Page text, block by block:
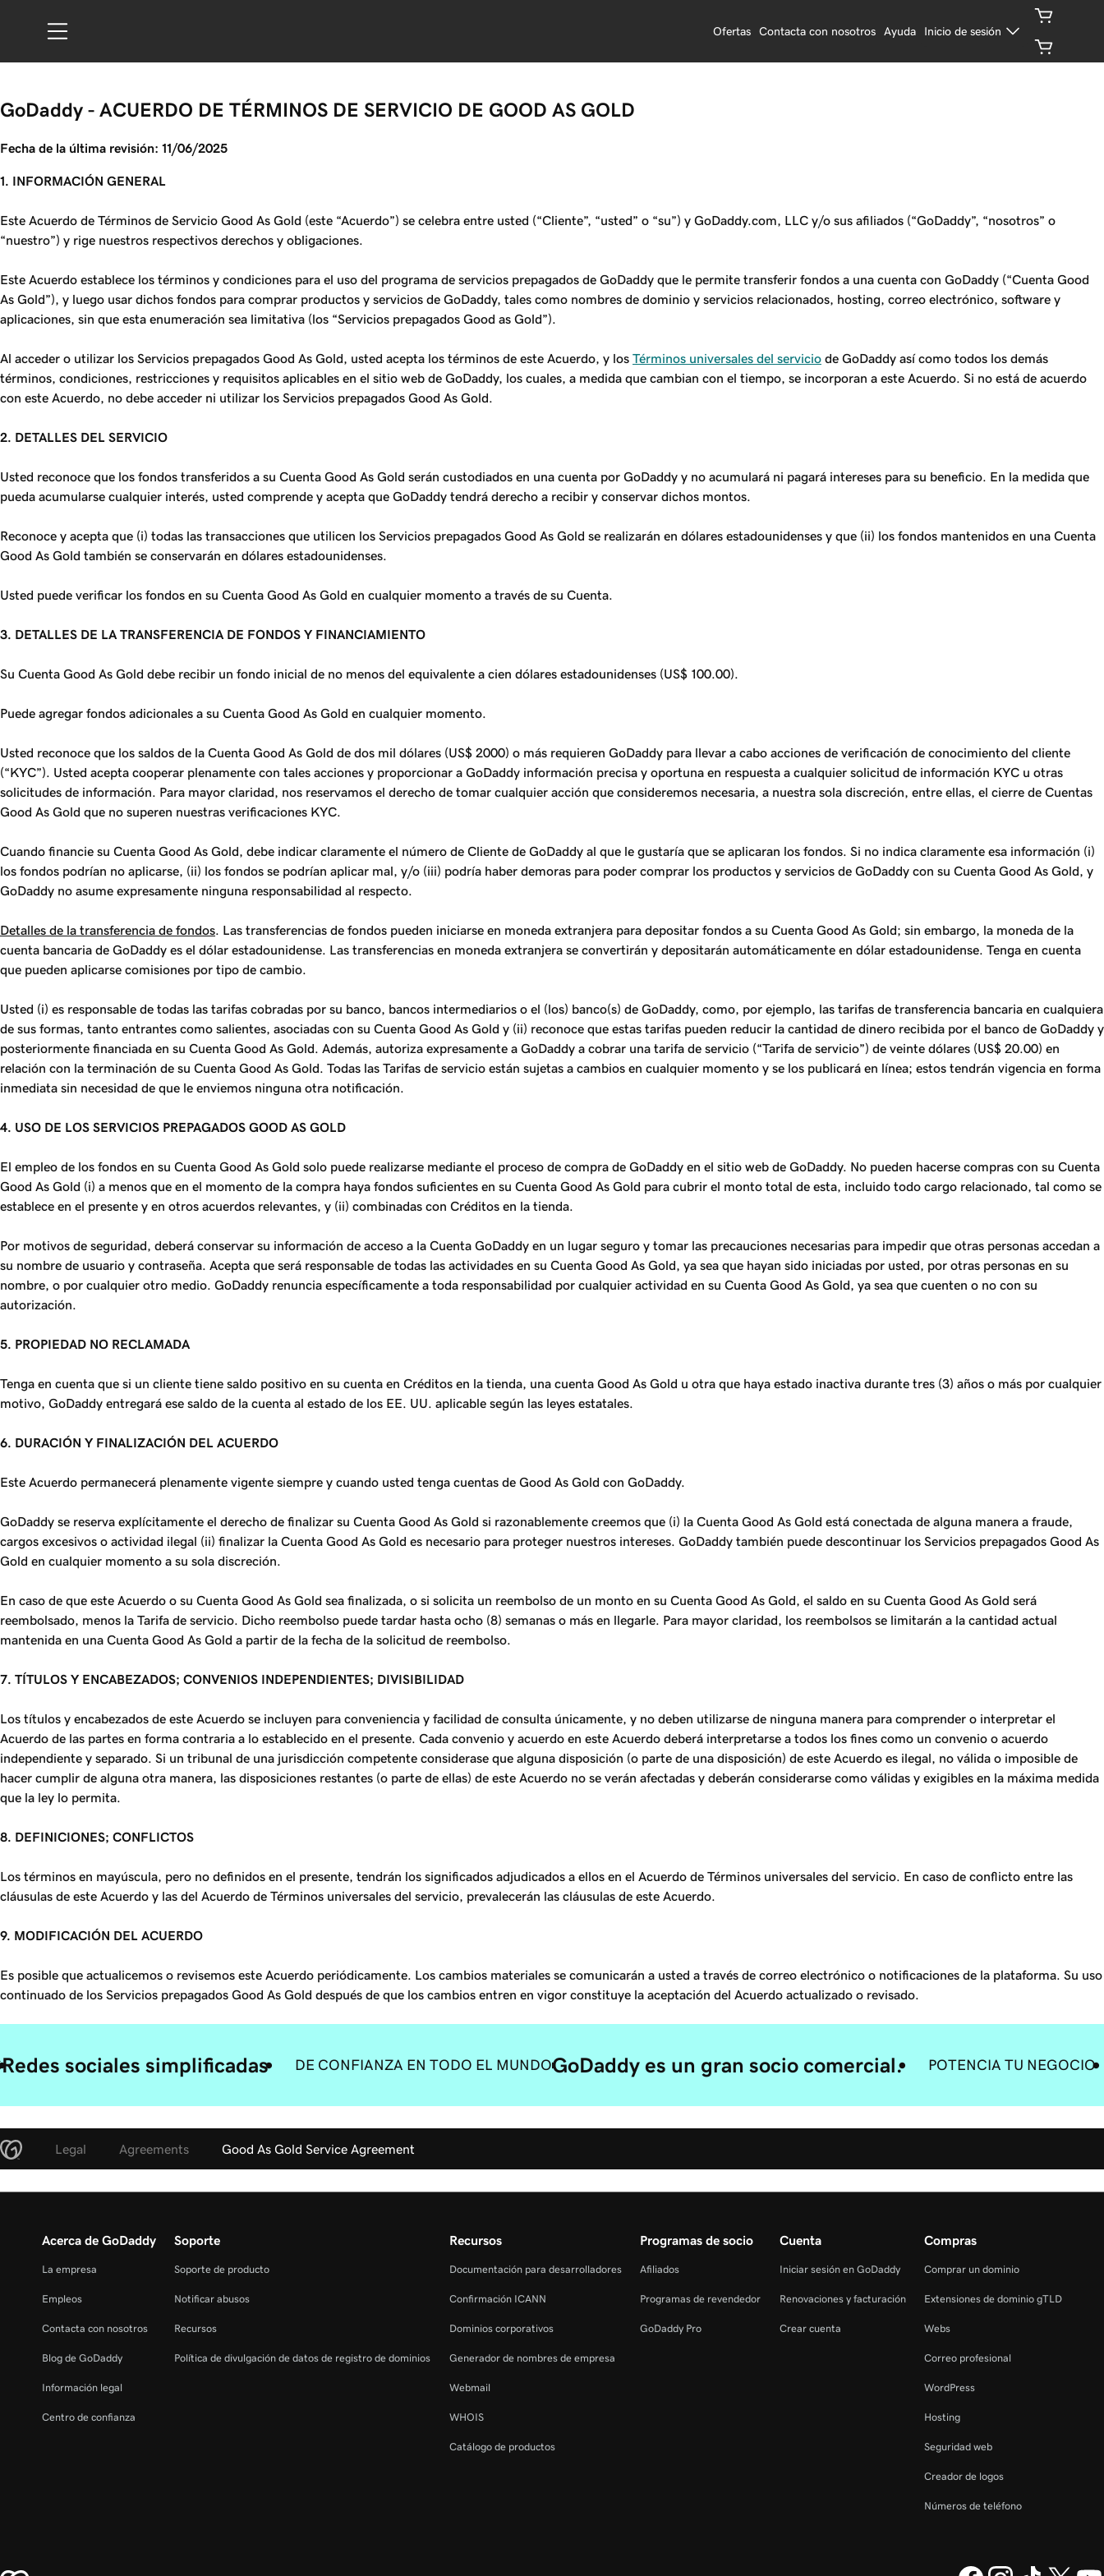
Ofertas Contacta con nosotros Ayuda Inicio de sesión
GoDaddy - ACUERDO DE TÉRMINOS DE SERVICIO DE GOOD AS GOLD
Fecha de la última revisión: 11/06/2025
1. INFORMACIÓN GENERAL
Este Acuerdo de Términos de Servicio Good As Gold (este “Acuerdo”) se celebra entre usted (“Cliente”, “usted” o “su”) y GoDaddy.com, LLC y/o sus afiliados (“GoDaddy”, “nosotros” o
“nuestro”) y rige nuestros respectivos derechos y obligaciones.
Este Acuerdo establece los términos y condiciones para el uso del programa de servicios prepagados de GoDaddy que le permite transferir fondos a una cuenta con GoDaddy (“Cuenta Good
As Gold”), y luego usar dichos fondos para comprar productos y servicios de GoDaddy, tales como nombres de dominio y servicios relacionados, hosting, correo electrónico, software y
aplicaciones, sin que esta enumeración sea limitativa (los “Servicios prepagados Good as Gold”).
Al acceder o utilizar los Servicios prepagados Good As Gold, usted acepta los términos de este Acuerdo, y los Términos universales del servicio de GoDaddy así como todos los demás
términos, condiciones, restricciones y requisitos aplicables en el sitio web de GoDaddy, los cuales, a medida que cambian con el tiempo, se incorporan a este Acuerdo. Si no está de acuerdo
con este Acuerdo, no debe acceder ni utilizar los Servicios prepagados Good As Gold.
2. DETALLES DEL SERVICIO
Usted reconoce que los fondos transferidos a su Cuenta Good As Gold serán custodiados en una cuenta por GoDaddy y no acumulará ni pagará intereses para su beneficio. En la medida que
pueda acumularse cualquier interés, usted comprende y acepta que GoDaddy tendrá derecho a recibir y conservar dichos montos.
Reconoce y acepta que (i) todas las transacciones que utilicen los Servicios prepagados Good As Gold se realizarán en dólares estadounidenses y que (ii) los fondos mantenidos en una Cuenta
Good As Gold también se conservarán en dólares estadounidenses.
Usted puede verificar los fondos en su Cuenta Good As Gold en cualquier momento a través de su Cuenta.
3. DETALLES DE LA TRANSFERENCIA DE FONDOS Y FINANCIAMIENTO
Su Cuenta Good As Gold debe recibir un fondo inicial de no menos del equivalente a cien dólares estadounidenses (US$ 100.00).
Puede agregar fondos adicionales a su Cuenta Good As Gold en cualquier momento.
Usted reconoce que los saldos de la Cuenta Good As Gold de dos mil dólares (US$ 2000) o más requieren GoDaddy para llevar a cabo acciones de verificación de conocimiento del cliente
(“KYC”). Usted acepta cooperar plenamente con tales acciones y proporcionar a GoDaddy información precisa y oportuna en respuesta a cualquier solicitud de información KYC u otras
solicitudes de información. Para mayor claridad, nos reservamos el derecho de tomar cualquier acción que consideremos necesaria, a nuestra sola discreción, entre ellas, el cierre de Cuentas
Good As Gold que no superen nuestras verificaciones KYC.
Cuando financie su Cuenta Good As Gold, debe indicar claramente el número de Cliente de GoDaddy al que le gustaría que se aplicaran los fondos. Si no indica claramente esa información (i)
los fondos podrían no aplicarse, (ii) los fondos se podrían aplicar mal, y/o (iii) podría haber demoras para poder comprar los productos y servicios de GoDaddy con su Cuenta Good As Gold, y
GoDaddy no asume expresamente ninguna responsabilidad al respecto.
Detalles de la transferencia de fondos . Las transferencias de fondos pueden iniciarse en moneda extranjera para depositar fondos a su Cuenta Good As Gold; sin embargo, la moneda de la
cuenta bancaria de GoDaddy es el dólar estadounidense. Las transferencias en moneda extranjera se convertirán y depositarán automáticamente en dólar estadounidense. Tenga en cuenta
que pueden aplicarse comisiones por tipo de cambio.
Usted (i) es responsable de todas las tarifas cobradas por su banco, bancos intermediarios o el (los) banco(s) de GoDaddy, como, por ejemplo, las tarifas de transferencia bancaria en cualquiera
de sus formas, tanto entrantes como salientes, asociadas con su Cuenta Good As Gold y (ii) reconoce que estas tarifas pueden reducir la cantidad de dinero recibida por el banco de GoDaddy y
posteriormente financiada en su Cuenta Good As Gold. Además, autoriza expresamente a GoDaddy a cobrar una tarifa de servicio (“Tarifa de servicio”) de veinte dólares (US$ 20.00) en
relación con la terminación de su Cuenta Good As Gold. Todas las Tarifas de servicio están sujetas a cambios en cualquier momento y se los publicará en línea; estos tendrán vigencia en forma
inmediata sin necesidad de que le enviemos ninguna otra notificación.
4. USO DE LOS SERVICIOS PREPAGADOS GOOD AS GOLD
El empleo de los fondos en su Cuenta Good As Gold solo puede realizarse mediante el proceso de compra de GoDaddy en el sitio web de GoDaddy. No pueden hacerse compras con su Cuenta
Good As Gold (i) a menos que en el momento de la compra haya fondos suficientes en su Cuenta Good As Gold para cubrir el monto total de esta, incluido todo cargo relacionado, tal como se
establece en el presente y en otros acuerdos relevantes, y (ii) combinadas con Créditos en la tienda.
Por motivos de seguridad, deberá conservar su información de acceso a la Cuenta GoDaddy en un lugar seguro y tomar las precauciones necesarias para impedir que otras personas accedan a
su nombre de usuario y contraseña. Acepta que será responsable de todas las actividades en su Cuenta Good As Gold, ya sea que hayan sido iniciadas por usted, por otras personas en su
nombre, o por cualquier otro medio. GoDaddy renuncia específicamente a toda responsabilidad por cualquier actividad en su Cuenta Good As Gold, ya sea que cuenten o no con su
autorización.
5. PROPIEDAD NO RECLAMADA
Tenga en cuenta que si un cliente tiene saldo positivo en su cuenta en Créditos en la tienda, una cuenta Good As Gold u otra que haya estado inactiva durante tres (3) años o más por cualquier
motivo, GoDaddy entregará ese saldo de la cuenta al estado de los EE. UU. aplicable según las leyes estatales.
6. DURACIÓN Y FINALIZACIÓN DEL ACUERDO
Este Acuerdo permanecerá plenamente vigente siempre y cuando usted tenga cuentas de Good As Gold con GoDaddy.
GoDaddy se reserva explícitamente el derecho de finalizar su Cuenta Good As Gold si razonablemente creemos que (i) la Cuenta Good As Gold está conectada de alguna manera a fraude,
cargos excesivos o actividad ilegal (ii) finalizar la Cuenta Good As Gold es necesario para proteger nuestros intereses. GoDaddy también puede descontinuar los Servicios prepagados Good As
Gold en cualquier momento a su sola discreción.
En caso de que este Acuerdo o su Cuenta Good As Gold sea finalizada, o si solicita un reembolso de un monto en su Cuenta Good As Gold, el saldo en su Cuenta Good As Gold será
reembolsado, menos la Tarifa de servicio. Dicho reembolso puede tardar hasta ocho (8) semanas o más en llegarle. Para mayor claridad, los reembolsos se limitarán a la cantidad actual
mantenida en una Cuenta Good As Gold a partir de la fecha de la solicitud de reembolso.
7. TÍTULOS Y ENCABEZADOS; CONVENIOS INDEPENDIENTES; DIVISIBILIDAD
Los títulos y encabezados de este Acuerdo se incluyen para conveniencia y facilidad de consulta únicamente, y no deben utilizarse de ninguna manera para comprender o interpretar el
Acuerdo de las partes en forma contraria a lo establecido en el presente. Cada convenio y acuerdo en este Acuerdo deberá interpretarse a todos los fines como un convenio o acuerdo
independiente y separado. Si un tribunal de una jurisdicción competente considerase que alguna disposición (o parte de una disposición) de este Acuerdo es ilegal, no válida o imposible de
hacer cumplir de alguna otra manera, las disposiciones restantes (o parte de ellas) de este Acuerdo no se verán afectadas y deberán considerarse como válidas y exigibles en la máxima medida
que la ley lo permita.
8. DEFINICIONES; CONFLICTOS
Los términos en mayúscula, pero no definidos en el presente, tendrán los significados adjudicados a ellos en el Acuerdo de Términos universales del servicio. En caso de conflicto entre las
cláusulas de este Acuerdo y las del Acuerdo de Términos universales del servicio, prevalecerán las cláusulas de este Acuerdo.
9. MODIFICACIÓN DEL ACUERDO
Es posible que actualicemos o revisemos este Acuerdo periódicamente. Los cambios materiales se comunicarán a usted a través de correo electrónico o notificaciones de la plataforma. Su uso
continuado de los Servicios prepagados Good As Gold después de que los cambios entren en vigor constituye la aceptación del Acuerdo actualizado o revisado.
Redes sociales simplificadas DE CONFIANZA EN TODO EL MUNDOGoDaddy es un gran socio comercial. POTENCIA TU NEGOCIO
Legal Agreements Good As Gold Service Agreement
Acerca de GoDaddy
La empresa
Empleos
Contacta con nosotros
Blog de GoDaddy
Información legal
Centro de confianza
Soporte
Soporte de producto
Notificar abusos
Recursos
Política de divulgación de datos de registro de dominios
Recursos
Documentación para desarrolladores
Confirmación ICANN
Dominios corporativos
Generador de nombres de empresa
Webmail
WHOIS
Catálogo de productos
Programas de socio
Afiliados
Programas de revendedor
GoDaddy Pro
Cuenta
Iniciar sesión en GoDaddy
Renovaciones y facturación
Crear cuenta
Compras
Comprar un dominio
Extensiones de dominio gTLD
Webs
Correo profesional
WordPress
Hosting
Seguridad web
Creador de logos
Números de teléfono